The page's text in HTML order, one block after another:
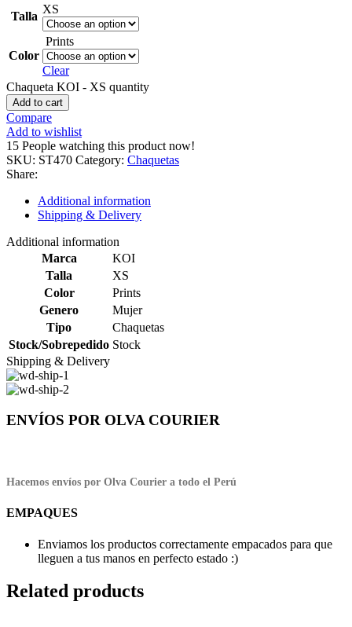
Talla
XS
Color
Prints
Clear
Chaqueta KOI - XS quantity
Add to cart
Compare
Add to wishlist
15 People watching this product now!
SKU: ST470 Category: Chaquetas
Share:
Additional information
Shipping & Delivery
Additional information
Marca
KOI
Talla
XS
Color
Prints
Genero
Mujer
Tipo
Chaquetas
Stock/Sobrepedido Stock
Shipping & Delivery
ENVÍOS POR OLVA COURIER
Hacemos envíos por Olva Courier a todo el Perú
EMPAQUES
Enviamos los productos correctamente empacados para que
lleguen a tus manos en perfecto estado :)
Related products